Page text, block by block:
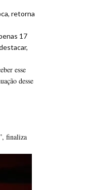
retorna
17
esse
desse
finaliza